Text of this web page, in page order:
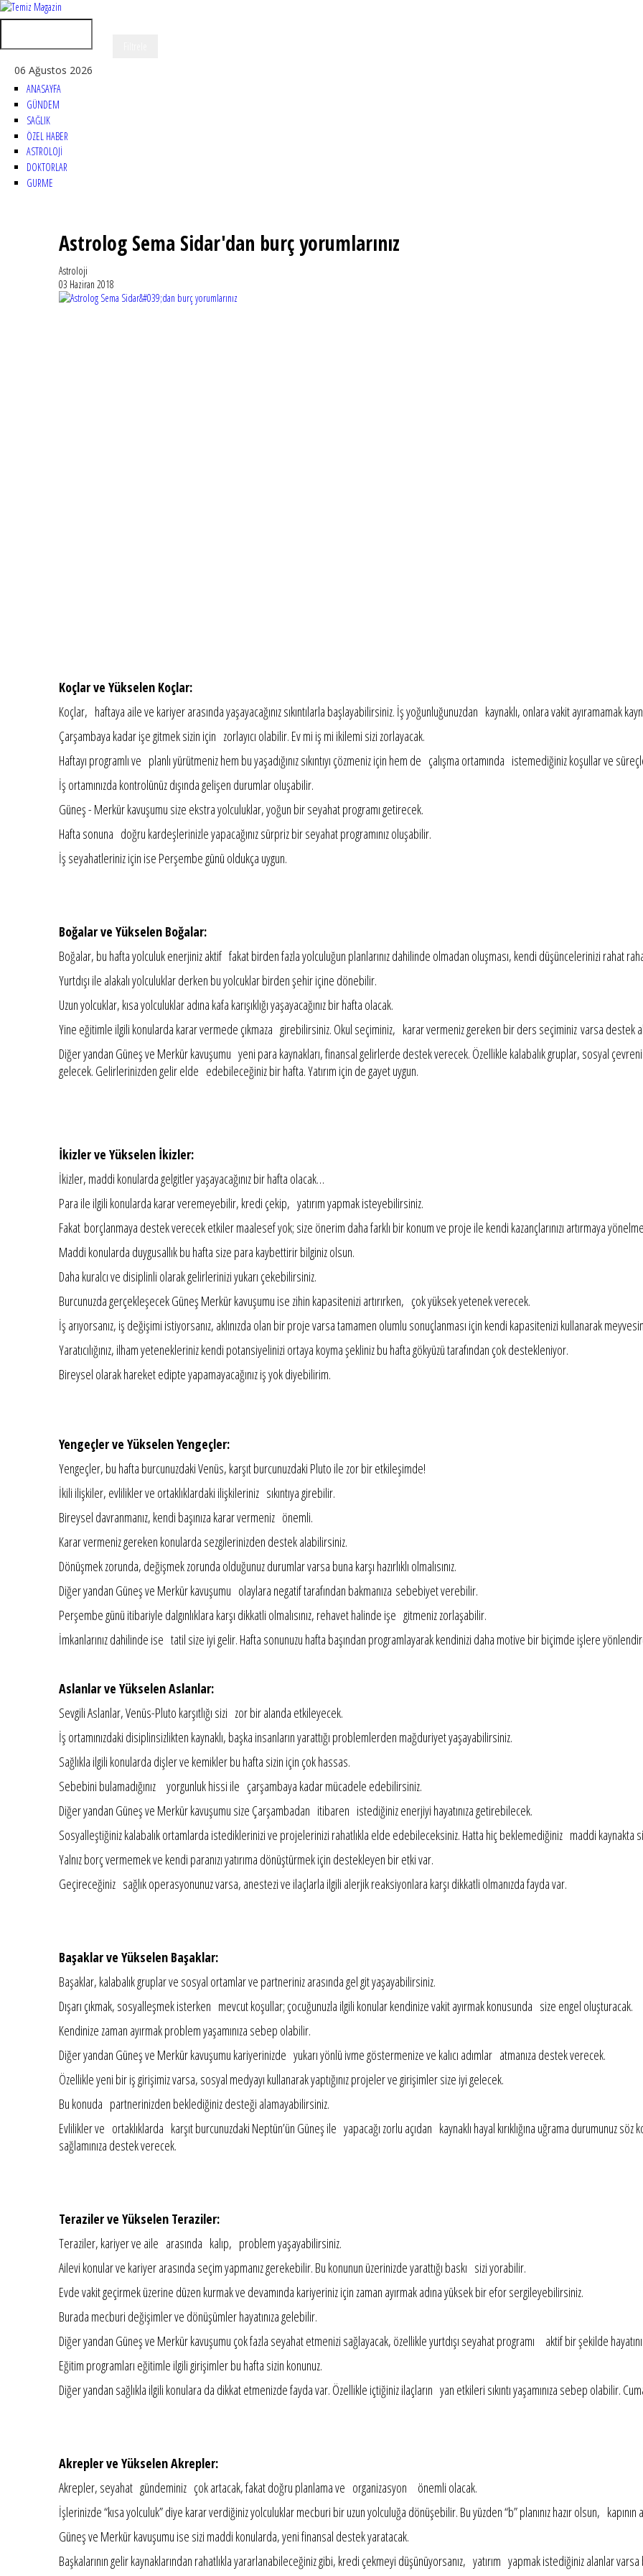
06 Ağustos 2026
ANASAYFA
GÜNDEM
SAĞLIK
ÖZEL HABER
ASTROLOJİ
DOKTORLAR
GURME
Astrolog Sema Sidar'dan burç yorumlarınız
Astroloji
03 Haziran 2018
Koçlar ve Yükselen Koçlar:
Koçlar, haftaya aile ve kariyer arasında yaşayacağınız sıkıntılarla başlayabilirsiniz. İş yoğunluğunuzdan kaynaklı, onlara vakit ayıramamak
Çarşambaya kadar işe gitmek sizin için zorlayıcı olabilir. Ev mi iş mi ikilemi sizi zorlayacak.
Haftayı programlı ve planlı yürütmeniz hem bu yaşadığınız sıkıntıyı çözmeniz için hem de çalışma ortamında istemediğiniz koşullar ve
İş ortamınızda kontrolünüz dışında gelişen durumlar oluşabilir.
Güneş - Merkür kavuşumu size ekstra yolculuklar, yoğun bir seyahat programı getirecek.
Hafta sonuna doğru kardeşlerinizle yapacağınız sürpriz bir seyahat programınız oluşabilir.
İş seyahatleriniz için ise Perşembe günü oldukça uygun.
Boğalar ve Yükselen Boğalar:
Boğalar, bu hafta yolculuk enerjiniz aktif fakat birden fazla yolculuğun planlarınız dahilinde olmadan oluşması, kendi düşüncelerinizi rahat
Yurtdışı ile alakalı yolculuklar derken bu yolcuklar birden şehir içine dönebilir.
Uzun yolcuklar, kısa yolculuklar adına kafa karışıklığı yaşayacağınız bir hafta olacak.
Yine eğitimle ilgili konularda karar vermede çıkmaza girebilirsiniz. Okul seçiminiz, karar vermeniz gereken bir ders seçiminiz varsa destek
Diğer yandan Güneş ve Merkür kavuşumu yeni para kaynakları, finansal gelirlerde destek verecek. Özellikle kalabalık gruplar, sosyal
gelecek. Gelirlerinizden gelir elde edebileceğiniz bir hafta. Yatırım için de gayet uygun.
İkizler ve Yükselen İkizler:
İkizler, maddi konularda gelgitler yaşayacağınız bir hafta olacak…
Para ile ilgili konularda karar veremeyebilir, kredi çekip, yatırım yapmak isteyebilirsiniz.
Fakat borçlanmaya destek verecek etkiler maalesef yok; size önerim daha farklı bir konum ve proje ile kendi kazançlarınızı artırmaya
Maddi konularda duygusallık bu hafta size para kaybettirir bilginiz olsun.
Daha kuralcı ve disiplinli olarak gelirlerinizi yukarı çekebilirsiniz.
Burcunuzda gerçekleşecek Güneş Merkür kavuşumu ise zihin kapasitenizi artırırken, çok yüksek yetenek verecek.
İş arıyorsanız, iş değişimi istiyorsanız, aklınızda olan bir proje varsa tamamen olumlu sonuçlanması için kendi kapasitenizi kullanarak
Yaratıcılığınız, ilham yetenekleriniz kendi potansiyelinizi ortaya koyma şekliniz bu hafta gökyüzü tarafından çok destekleniyor.
Bireysel olarak hareket edipte yapamayacağınız iş yok diyebilirim.
Yengeçler ve Yükselen Yengeçler:
Yengeçler, bu hafta burcunuzdaki Venüs, karşıt burcunuzdaki Pluto ile zor bir etkileşimde!
İkili ilişkiler, evlilikler ve ortaklıklardaki ilişkileriniz sıkıntıya girebilir.
Bireysel davranmanız, kendi başınıza karar vermeniz önemli.
Karar vermeniz gereken konularda sezgilerinizden destek alabilirsiniz.
Dönüşmek zorunda, değişmek zorunda olduğunuz durumlar varsa buna karşı hazırlıklı olmalısınız.
Diğer yandan Güneş ve Merkür kavuşumu olaylara negatif tarafından bakmanıza sebebiyet verebilir.
Perşembe günü itibariyle dalgınlıklara karşı dikkatli olmalısınız, rehavet halinde işe gitmeniz zorlaşabilir.
İmkanlarınız dahilinde ise tatil size iyi gelir. Hafta sonunuzu hafta başından programlayarak kendinizi daha motive bir biçimde işlere
Aslanlar ve Yükselen Aslanlar:
Sevgili Aslanlar, Venüs-Pluto karşıtlığı sizi zor bir alanda etkileyecek.
İş ortamınızdaki disiplinsizlikten kaynaklı, başka insanların yarattığı problemlerden mağduriyet yaşayabilirsiniz.
Sağlıkla ilgili konularda dişler ve kemikler bu hafta sizin için çok hassas.
Sebebini bulamadığınız yorgunluk hissi ile çarşambaya kadar mücadele edebilirsiniz.
Diğer yandan Güneş ve Merkür kavuşumu size Çarşambadan itibaren istediğiniz enerjiyi hayatınıza getirebilecek.
Sosyalleştiğiniz kalabalık ortamlarda istediklerinizi ve projelerinizi rahatlıkla elde edebileceksiniz. Hatta hiç beklemediğiniz maddi kaynakta
Yalnız borç vermemek ve kendi paranızı yatırıma dönüştürmek için destekleyen bir etki var.
Geçireceğiniz sağlık operasyonunuz varsa, anestezi ve ilaçlarla ilgili alerjik reaksiyonlara karşı dikkatli olmanızda fayda var.
Başaklar ve Yükselen Başaklar:
Başaklar, kalabalık gruplar ve sosyal ortamlar ve partneriniz arasında gel git yaşayabilirsiniz.
Dışarı çıkmak, sosyalleşmek isterken mevcut koşullar; çocuğunuzla ilgili konular kendinize vakit ayırmak konusunda size engel oluşturacak.
Kendinize zaman ayırmak problem yaşamınıza sebep olabilir.
Diğer yandan Güneş ve Merkür kavuşumu kariyerinizde yukarı yönlü ivme göstermenize ve kalıcı adımlar atmanıza destek verecek.
Özellikle yeni bir iş girişimiz varsa, sosyal medyayı kullanarak yaptığınız projeler ve girişimler size iyi gelecek.
Bu konuda partnerinizden beklediğiniz desteği alamayabilirsiniz.
Evlilikler ve ortaklıklarda karşıt burcunuzdaki Neptün’ün Güneş ile yapacağı zorlu açıdan kaynaklı hayal kırıklığına uğrama durumunuz
sağlamınıza destek verecek.
Teraziler ve Yükselen Teraziler:
Teraziler, kariyer ve aile arasında kalıp, problem yaşayabilirsiniz.
Ailevi konular ve kariyer arasında seçim yapmanız gerekebilir. Bu konunun üzerinizde yarattığı baskı sizi yorabilir.
Evde vakit geçirmek üzerine düzen kurmak ve devamında kariyeriniz için zaman ayırmak adına yüksek bir efor sergileyebilirsiniz.
Burada mecburi değişimler ve dönüşümler hayatınıza gelebilir.
Diğer yandan Güneş ve Merkür kavuşumu çok fazla seyahat etmenizi sağlayacak, özellikle yurtdışı seyahat programı aktif bir şekilde
Eğitim programları eğitimle ilgili girişimler bu hafta sizin konunuz.
Diğer yandan sağlıkla ilgili konulara da dikkat etmenizde fayda var. Özellikle içtiğiniz ilaçların yan etkileri sıkıntı yaşamınıza sebep olabilir.
Akrepler ve Yükselen Akrepler:
Akrepler, seyahat gündeminiz çok artacak, fakat doğru planlama ve organizasyon önemli olacak.
İşlerinizde “kısa yolculuk” diye karar verdiğiniz yolculuklar mecburi bir uzun yolculuğa dönüşebilir. Bu yüzden “b” planınız hazır olsun, kapının
Güneş ve Merkür kavuşumu ise sizi maddi konularda, yeni finansal destek yaratacak.
Başkalarının gelir kaynaklarından rahatlıkla yararlanabileceğiniz gibi, kredi çekmeyi düşünüyorsanız, yatırım yapmak istediğiniz alanlar